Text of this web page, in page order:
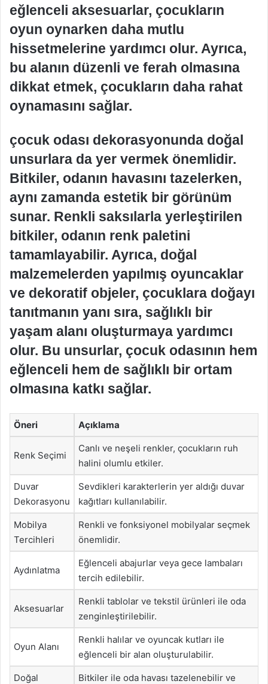
eğlenceli aksesuarlar, çocukların
oyun oynarken daha mutlu
hissetmelerine yardımcı olur. Ayrıca,
bu alanın düzenli ve ferah olmasına
dikkat etmek, çocukların daha rahat
oynamasını sağlar.
çocuk odası dekorasyonunda doğal
unsurlara da yer vermek önemlidir.
Bitkiler, odanın havasını tazelerken,
aynı zamanda estetik bir görünüm
sunar. Renkli saksılarla yerleştirilen
bitkiler, odanın renk paletini
tamamlayabilir. Ayrıca, doğal
malzemelerden yapılmış oyuncaklar
ve dekoratif objeler, çocuklara doğayı
tanıtmanın yanı sıra, sağlıklı bir
yaşam alanı oluşturmaya yardımcı
olur. Bu unsurlar, çocuk odasının hem
eğlenceli hem de sağlıklı bir ortam
olmasına katkı sağlar.
Öneri Açıklama
Renk Seçimi
Canlı ve neşeli renkler, çocukların ruh
halini olumlu etkiler.
Duvar
Dekorasyonu
Sevdikleri karakterlerin yer aldığı duvar
kağıtları kullanılabilir.
Mobilya
Tercihleri
Renkli ve fonksiyonel mobilyalar seçmek
önemlidir.
Aydınlatma
Eğlenceli abajurlar veya gece lambaları
tercih edilebilir.
Aksesuarlar
Renkli tablolar ve tekstil ürünleri ile oda
zenginleştirilebilir.
Oyun Alanı
Renkli halılar ve oyuncak kutları ile
eğlenceli bir alan oluşturulabilir.
Doğal
Bitkiler ile oda havası tazelenebilir ve